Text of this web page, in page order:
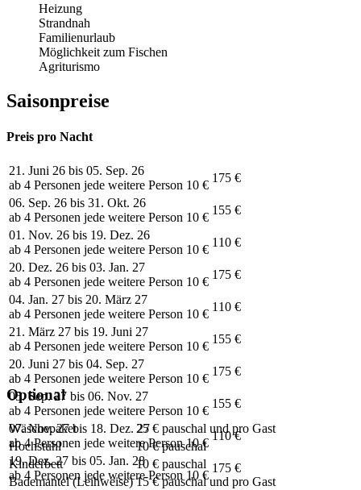
Heizung
Strandnah
Familienurlaub
Möglichkeit zum Fischen
Agriturismo
Saisonpreise
Preis pro Nacht
21. Juni 26 bis 05. Sep. 26
ab 4 Personen jede weitere Person 10 €
175 €
06. Sep. 26 bis 31. Okt. 26
ab 4 Personen jede weitere Person 10 €
155 €
01. Nov. 26 bis 19. Dez. 26
ab 4 Personen jede weitere Person 10 €
110 €
20. Dez. 26 bis 03. Jan. 27
ab 4 Personen jede weitere Person 10 €
175 €
04. Jan. 27 bis 20. März 27
ab 4 Personen jede weitere Person 10 €
110 €
21. März 27 bis 19. Juni 27
ab 4 Personen jede weitere Person 10 €
155 €
20. Juni 27 bis 04. Sep. 27
ab 4 Personen jede weitere Person 10 €
175 €
05. Sep. 27 bis 06. Nov. 27
ab 4 Personen jede weitere Person 10 €
155 €
07. Nov. 27 bis 18. Dez. 27
ab 4 Personen jede weitere Person 10 €
110 €
19. Dez. 27 bis 05. Jan. 28
ab 4 Personen jede weitere Person 10 €
175 €
Optional
Wäschepaket
25 € pauschal und pro Gast
Hochstuhl
10 € pauschal
Kinderbett
10 € pauschal
Bademantel (Leihweise) 15 € pauschal und pro Gast